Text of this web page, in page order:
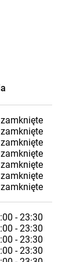
zamknięte
zamknięte
zamknięte
zamknięte
zamknięte
zamknięte
zamknięte
- 23:30
- 23:30
- 23:30
- 23:30